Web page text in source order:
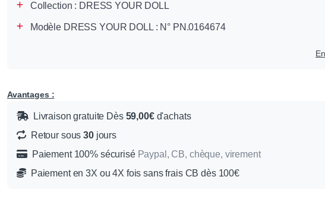
Collection : DRESS YOUR DOLL
Modèle DRESS YOUR DOLL : N° PN.0164674
Avantages :
Livraison gratuite Dès 59,00€d'achats
Retour sous30jours
Paiement 100% sécurisé Paypal, CB, chèque, virement
Paiement en 3X ou 4X fois sans frais CB dès 100€